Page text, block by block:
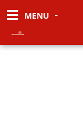
MENU